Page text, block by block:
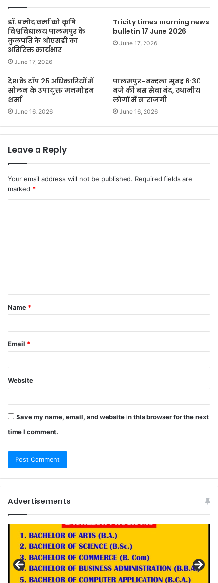
डॉ. प्रमोद वर्मा को कृषि
विश्वविद्यालय पालमपुर के
कुलपति के ओएसडी का
अतिरिक्त कार्यभार
June 17, 2026
Tricity times morning news
bulletin 17 June 2026
June 17, 2026
देश के टॉप 25 अधिकारियों में
सोलन के उपायुक्त मनमोहन
शर्मा
June 16, 2026
पालमपुर–बन्दला सुबह 6:30
बजे की बस सेवा बंद, स्थानीय
लोगों में नाराजगी
June 16, 2026
Leave a Reply
Your email address will not be published. Required fields are
marked *
Name *
Email *
Website
Save my name, email, and website in this browser for the next
time I comment.
Advertisements